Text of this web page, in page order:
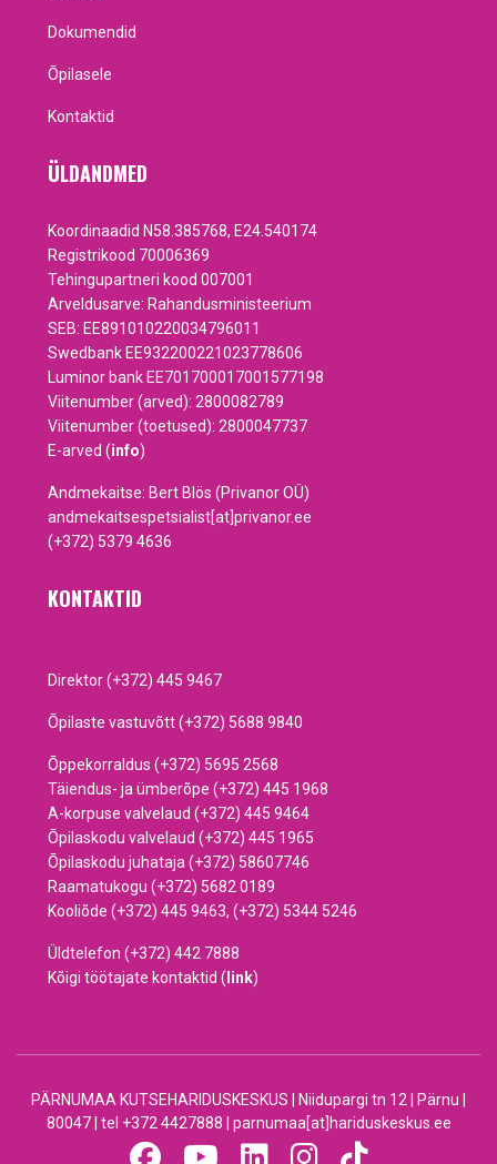
Dokumendid
Õpilasele
Kontaktid
ÜLDANDMED
Koordinaadid N58.385768, E24.540174
Registrikood 70006369
Tehingupartneri kood 007001
Arveldusarve: Rahandusministeerium
SEB: EE891010220034796011
Swedbank EE932200221023778606
Luminor bank EE701700017001577198
Viitenumber (arved): 2800082789
Viitenumber (toetused): 2800047737
E-arved (info)
Andmekaitse: Bert Blös (Privanor OÜ)
andmekaitsespetsialist[at]privanor.ee
(+372) 5379 4636
KONTAKTID
Direktor (+372) 445 9467
Õpilaste vastuvõtt (+372) 5688 9840
Õppekorraldus (+372) 5695 2568
Täiendus- ja ümberõpe (+372) 445 1968
A-korpuse valvelaud (+372) 445 9464
Õpilaskodu valvelaud (+372) 445 1965
Õpilaskodu juhataja (+372) 58607746
Raamatukogu (+372) 5682 0189
Kooliõde (+372) 445 9463, (+372) 5344 5246
Üldtelefon (+372) 442 7888
Kõigi töötajate kontaktid ( link)
PÄRNUMAA KUTSEHARIDUSKESKUS | Niidupargi tn 12 | Pärnu |
80047 | tel +372 4427888 | parnumaa[at]hariduskeskus.ee